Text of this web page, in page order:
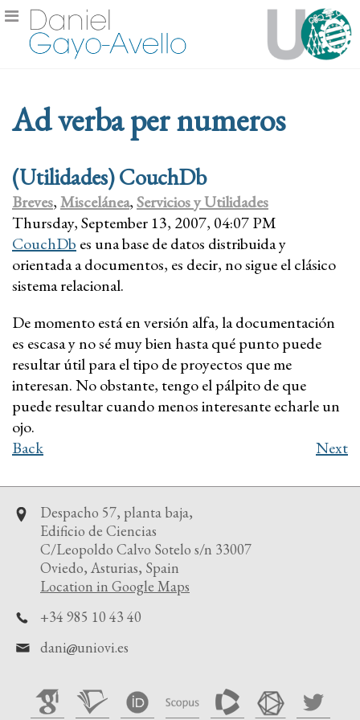
Ad verba per numeros
(Utilidades) CouchDb
Breves,Miscelánea,Servicios y Utilidades
Thursday, September 13, 2007, 04:07 PM
CouchDb es una base de datos distribuida y
orientada a documentos, es decir, no sigue el clásico
sistema relacional.
De momento está en versión alfa, la documentación
es escasa y no sé muy bien hasta qué punto puede
resultar útil para el tipo de proyectos que me
interesan. No obstante, tengo el pálpito de que
puede resultar cuando menos interesante echarle un
ojo.
Back
Next
Despacho 57, planta baja,
Edificio de Ciencias
C/Leopoldo Calvo Sotelo s/n 33007
Oviedo, Asturias, Spain
Location in Google Maps
+34 985 10 43 40
dani
uniovi.es